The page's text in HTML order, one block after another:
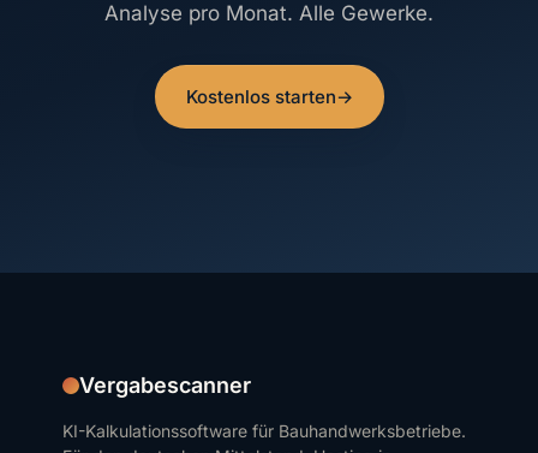
Analyse pro Monat. Alle Gewerke.
Kostenlos starten→
Vergabescanner
KI-Kalkulationssoftware für Bauhandwerksbetriebe.